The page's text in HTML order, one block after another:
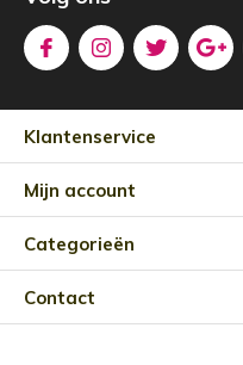
Klantenservice
Mijn account
Categorieën
Contact